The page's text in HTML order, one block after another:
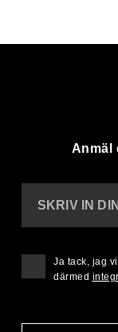
Anmäl
SKRIV IN
Ja tack, jag
därmed